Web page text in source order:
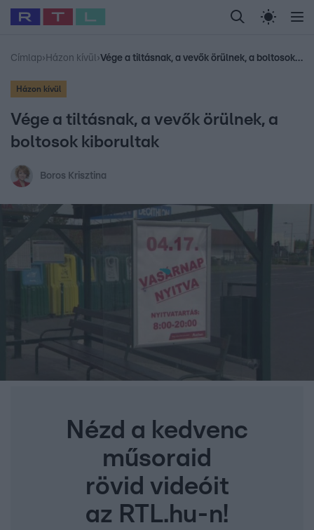
Legfrissebb RTL Híradó Randi Celeb vagyok,
Babits Marcella Most Wanted Gallusz
Címlap› Házon kívül› Vége a tiltásnak, a vevők örülnek, a boltosok kiborultak
Házon kívül
Vége a tiltásnak, a vevők örülnek, a
boltosok kiborultak
Boros Krisztina
Nézd a kedvenc
műsoraid
rövid videóit
az RTL.hu-n!